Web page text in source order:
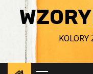
KOLORY